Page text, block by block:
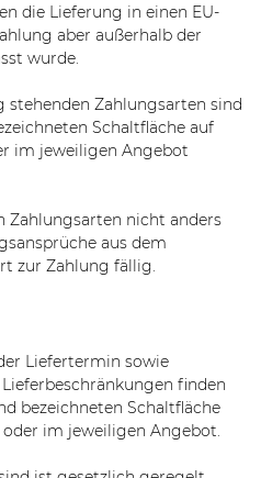
die Lieferung in einen EU-
aber außerhalb der
wurde.
stehenden Zahlungsarten sind
Schaltfläche auf
im jeweiligen Angebot
Zahlungsarten nicht anders
aus dem
zur Zahlung fällig.
Liefertermin sowie
finden
bezeichneten Schaltfläche
im jeweiligen Angebot.